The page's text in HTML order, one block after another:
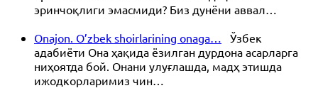
эринчоқлиги эмасмиди? Биз дунёни аввал…
Onajon. O’zbek shoirlarining onaga…
Ўзбек
адабиёти Она ҳақида ёзилган дурдона асарларга
ниҳоятда бой. Онани улуғлашда, мадҳ этишда
ижодкорларимиз чин…